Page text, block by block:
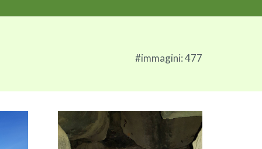
#immagini: 477